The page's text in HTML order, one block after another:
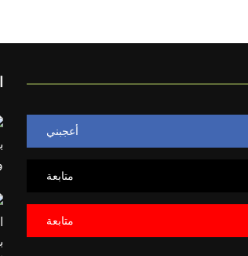
أعجبني
متابعة
متابعة